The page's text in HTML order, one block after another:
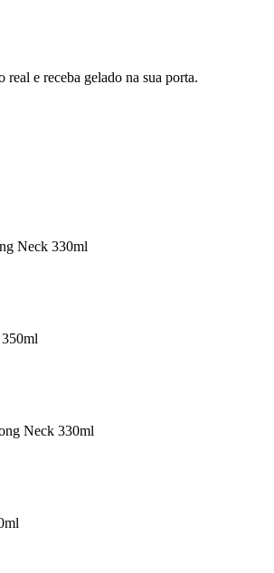
real e receba gelado na sua porta.
Neck 330ml
Neck 330ml